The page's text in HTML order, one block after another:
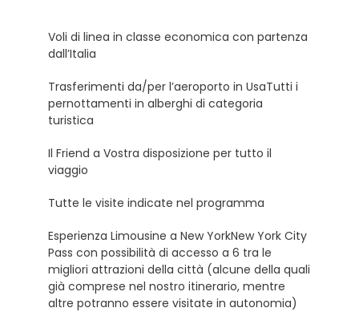
Voli di linea in classe economica con partenza
dall’Italia
Trasferimenti da/per l’aeroporto in UsaTutti i
pernottamenti in alberghi di categoria
turistica
Il Friend a Vostra disposizione per tutto il
viaggio
Tutte le visite indicate nel programma
Esperienza Limousine a New YorkNew York City
Pass con possibilità di accesso a 6 tra le
migliori attrazioni della città (alcune della quali
già comprese nel nostro itinerario, mentre
altre potranno essere visitate in autonomia)